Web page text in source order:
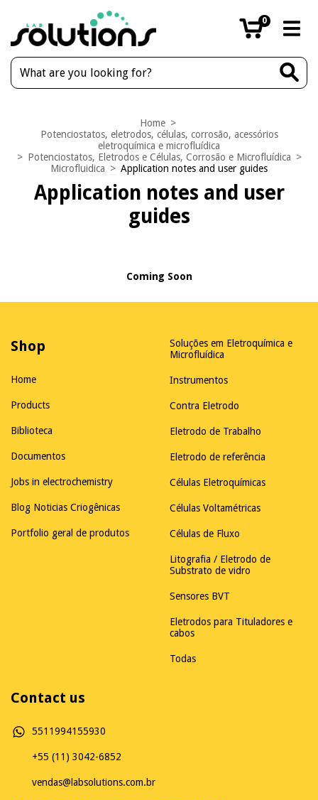
0
Home >
Potenciostatos, eletrodos, células, corrosão, acessórios
eletroquímica e microfluídica
> Potenciostatos, Eletrodos e Células, Corrosão e Microfluídica >
Microfluidica > Application notes and user guides
Application notes and user
guides
Coming Soon
Shop
Home
Products
Biblioteca
Documentos
Jobs in electrochemistry
Blog Noticias Criogênicas
Portfolio geral de produtos
Soluções em Eletroquímica e
Microfluídica
Instrumentos
Contra Eletrodo
Eletrodo de Trabalho
Eletrodo de referência
Células Eletroquímicas
Células Voltamétricas
Células de Fluxo
Litografia / Eletrodo de
Substrato de vidro
Sensores BVT
Eletrodos para Tituladores e
cabos
Todas
Contact us
5511994155930
+55 (11) 3042-6852
vendas@labsolutions.com.br